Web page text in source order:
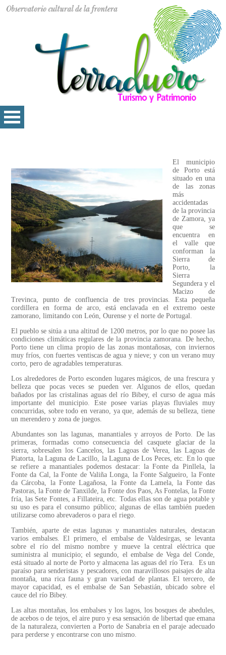
El municipio
de Porto está
situado en una
de las zonas
más
accidentadas
de la provincia
de Zamora, ya
que se
encuentra en
el valle que
conforman la
Sierra de
Porto, la
Sierra
Segundera y el
Macizo de
Trevinca, punto de confluencia de tres provincias. Esta pequeña
cordillera en forma de arco, está enclavada en el extremo oeste
zamorano, limitando con León, Ourense y el norte de Portugal.
El pueblo se sitúa a una altitud de 1200 metros, por lo que no posee las
condiciones climáticas regulares de la provincia zamorana. De hecho,
Porto tiene un clima propio de las zonas montañosas, con inviernos
muy fríos, con fuertes ventiscas de agua y nieve; y con un verano muy
corto, pero de agradables temperaturas.
Los alrededores de Porto esconden lugares mágicos, de una frescura y
belleza que pocas veces se pueden ver. Algunos de ellos, quedan
bañados por las cristalinas aguas del río Bibey, el curso de agua más
importante del municipio. Este posee varias playas fluviales muy
concurridas, sobre todo en verano, ya que, además de su belleza, tiene
un merendero y zona de juegos.
Abundantes son las lagunas, manantiales y arroyos de Porto. De las
primeras, formadas como consecuencia del casquete glaciar de la
sierra, sobresalen los Cancelos, las Lagoas de Verea, las Lagoas de
Piatorta, la Laguna de Lacillo, la Laguna de Los Peces, etc. En lo que
se refiere a manantiales podemos destacar: la Fonte da Pinllela, la
Fonte da Cal, la Fonte de Valiña Longa, la Fonte Salgueiro, la Fonte
da Cárcoba, la Fonte Lagañosa, la Fonte da Lamela, la Fonte das
Pastoras, la Fonte de Tanxilde, la Fonte dos Paos, As Fontelas, la Fonte
fría, las Sete Fontes, a Fillateira, etc. Todas ellas son de agua potable y
su uso es para el consumo público; algunas de ellas también pueden
utilizarse como abrevaderos o para el riego.
También, aparte de estas lagunas y manantiales naturales, destacan
varios embalses. El primero, el embalse de Valdesirgas, se levanta
sobre el río del mismo nombre y mueve la central eléctrica que
suministra al municipio; el segundo, el embalse de Vega del Conde,
está situado al norte de Porto y almacena las aguas del río Tera. Es un
paraíso para senderistas y pescadores, con maravillosos paisajes de alta
montaña, una rica fauna y gran variedad de plantas. El tercero, de
mayor capacidad, es el embalse de San Sebastián, ubicado sobre el
cauce del río Bibey.
Las altas montañas, los embalses y los lagos, los bosques de abedules,
de acebos o de tejos, el aire puro y esa sensación de libertad que emana
de la naturaleza, convierten a Porto de Sanabria en el paraje adecuado
para perderse y encontrarse con uno mismo.